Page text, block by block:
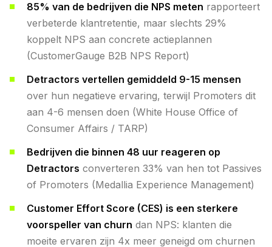
85% van de bedrijven die NPS meten rapporteert
verbeterde klantretentie, maar slechts 29%
koppelt NPS aan concrete actieplannen
(CustomerGauge B2B NPS Report)
Detractors vertellen gemiddeld 9-15 mensen
over hun negatieve ervaring, terwijl Promoters dit
aan 4-6 mensen doen (White House Office of
Consumer Affairs / TARP)
Bedrijven die binnen 48 uur reageren op
Detractors converteren 33% van hen tot Passives
of Promoters (Medallia Experience Management)
Customer Effort Score (CES) is een sterkere
voorspeller van churn dan NPS: klanten die
moeite ervaren zijn 4x meer geneigd om churnen